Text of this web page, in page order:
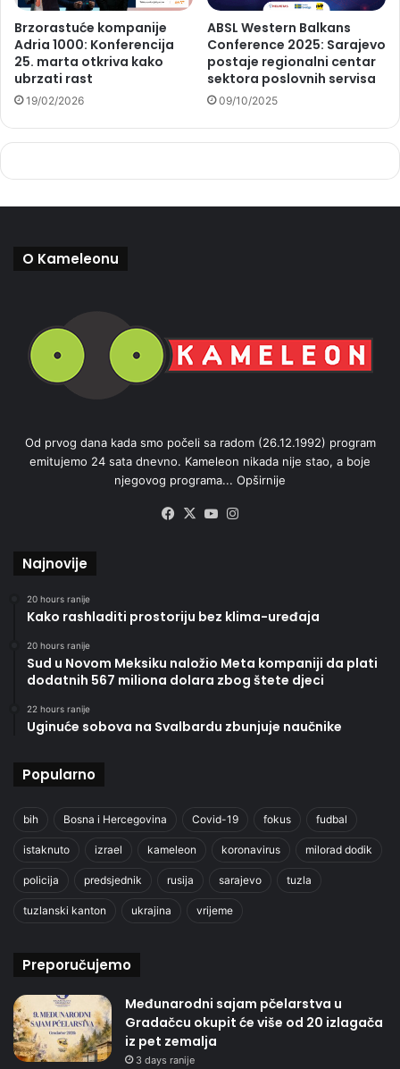
Brzorastuće kompanije
Adria 1000: Konferencija
25. marta otkriva kako
ubrzati rast
19/02/2026
ABSL Western Balkans
Conference 2025: Sarajevo
postaje regionalni centar
sektora poslovnih servisa
09/10/2025
O Kameleonu
Od prvog dana kada smo počeli sa radom (26.12.1992) program
emitujemo 24 sata dnevno. Kameleon nikada nije stao, a boje
njegovog programa... Opširnije
Facebook
X YouTube
Najnovije
20 hours ranije
Kako rashladiti prostoriju bez klima-uređaja
20 hours ranije
Sud u Novom Meksiku naložio Meta kompaniji da plati
dodatnih 567 miliona dolara zbog štete djeci
22 hours ranije
Uginuće sobova na Svalbardu zbunjuje naučnike
Popularno
bih Bosna i Hercegovina Covid-19 fokus fudbal
istaknuto izrael kameleon koronavirus milorad dodik
policija predsjednik rusija sarajevo tuzla
tuzlanski kanton ukrajina vrijeme
Preporučujemo
Međunarodni sajam pčelarstva u
Gradačcu okupit će više od 20 izlagača
iz pet zemalja
3 days ranije